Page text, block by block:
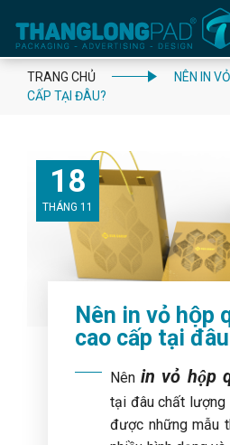
TRANG CHỦ
NÊN IN
CẤP TẠI ĐÂU?
18
THÁNG 11
Nên in vỏ hộp
cao cấp tại
Nênin vỏ hộp
tại đâu chất lượng
được những mẫu